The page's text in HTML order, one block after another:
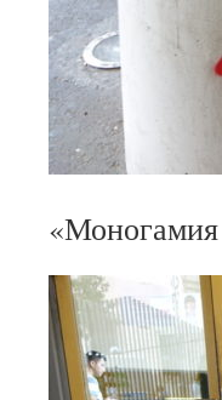
«Моногамия